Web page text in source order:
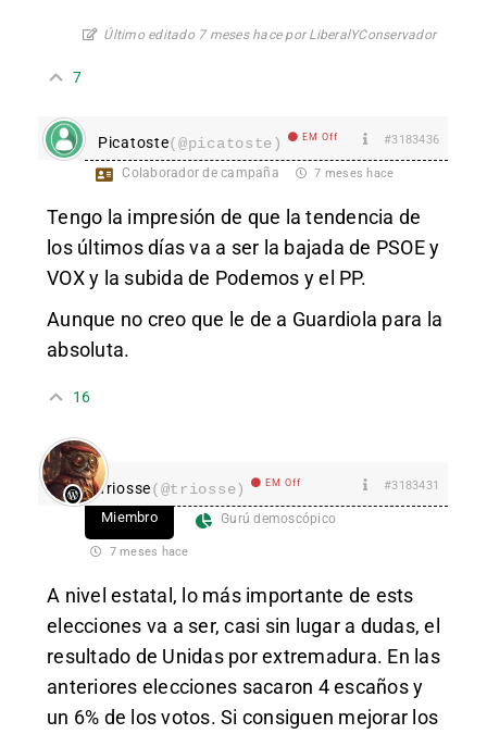
Último editado 7 meses hace por LiberalYConservador
7
Picatoste(@picatoste) EM Off #3183436
Colaborador de campaña 7 meses hace
Tengo la impresión de que la tendencia de
los últimos días va a ser la bajada de PSOE y
VOX y la subida de Podemos y el PP.
Aunque no creo que le de a Guardiola para la
absoluta.
16
Triosse(@triosse) EM Off #3183431
Miembro Gurú demoscópico
7 meses hace
A nivel estatal, lo más importante de ests
elecciones va a ser, casi sin lugar a dudas, el
resultado de Unidas por extremadura. En las
anteriores elecciones sacaron 4 escaños y
un 6% de los votos. Si consiguen mejorar los